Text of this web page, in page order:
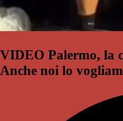
VIDEO Palermo, la
Anche noi lo